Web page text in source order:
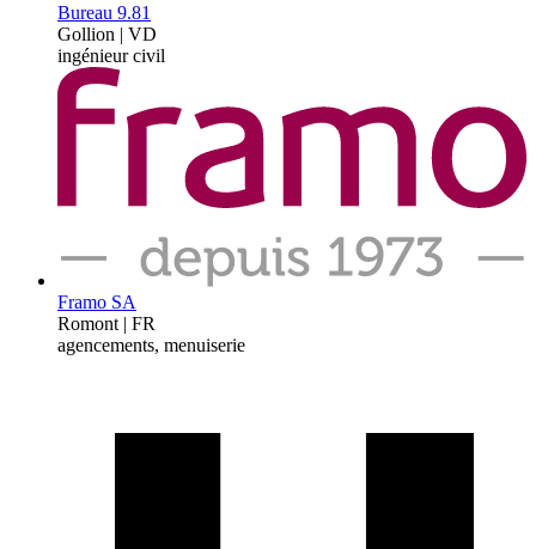
Bureau 9.81
Gollion | VD
ingénieur civil
Framo SA
Romont | FR
agencements, menuiserie